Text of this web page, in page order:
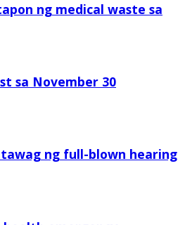
ng medical waste sa
sa November 30
ng full-blown hearing